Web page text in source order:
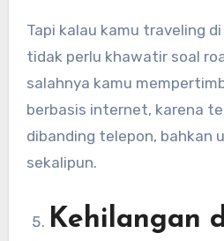
Tapi kalau kamu traveling
tidak perlu khawatir soal
salahnya kamu
berbasis internet, karena
dibanding telepon, bahkan
sekalipun.
Kehilangan